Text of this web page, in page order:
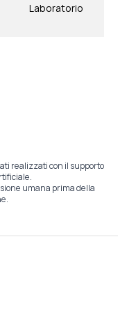
Laboratorio
realizzati con il supporto
umana prima della